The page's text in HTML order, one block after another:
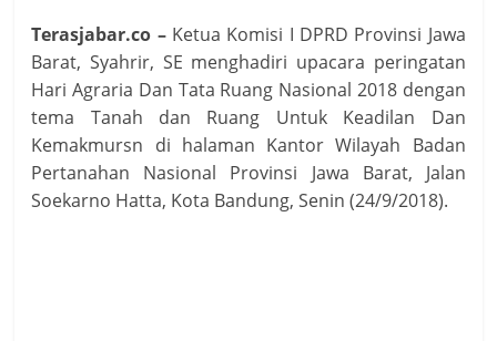
Terasjabar.co – Ketua Komisi I DPRD Provinsi Jawa
Barat, Syahrir, SE menghadiri upacara peringatan
Hari Agraria Dan Tata Ruang Nasional 2018 dengan
tema Tanah dan Ruang Untuk Keadilan Dan
Kemakmursn di halaman Kantor Wilayah Badan
Pertanahan Nasional Provinsi Jawa Barat, Jalan
Soekarno Hatta, Kota Bandung, Senin (24/9/2018).